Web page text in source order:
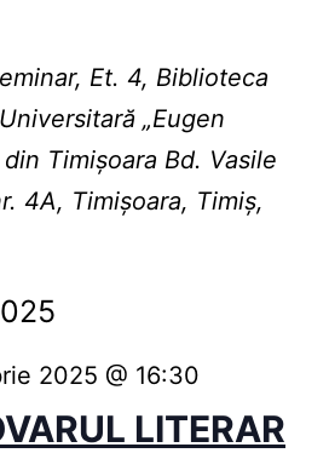
Et. 4, Biblioteca
„Eugen
din Timişoara Bd. Vasile
4A, Timișoara, Timiș,
LITERAR
2025 @ 16:30